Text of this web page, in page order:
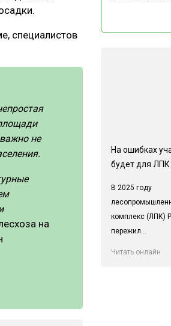
КАЛЕНДАРЬ ВЫСТАВОК
специалистов
не
на
На ошибках
будет для ЛПК
В 2025 году
комплекс (ЛПК)
пережил...
Читать онлайн